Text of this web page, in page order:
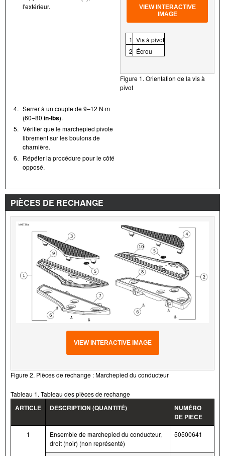
l'extérieur.
VIEW INTERACTIVE
IMAGE
1 Vis à pivot
2 Écrou
Figure 1. Orientation de la vis à
pivot
4. Serrer à un couple de 9–12 N·m
(60–80 in-lbs).
5. Vérifier que le marchepied pivote
librement sur les boulons de
charnière.
6. Répéter la procédure pour le côté
opposé.
PIÈCES DE RECHANGE
VIEW INTERACTIVE IMAGE
Figure 2. Pièces de rechange : Marchepied du conducteur
Tableau 1. Tableau des pièces de rechange
ARTICLE DESCRIPTION (QUANTITÉ)
NUMÉRO
DE PIÈCE
1
Ensemble de marchepied du conducteur,
droit (noir) (non représenté)
50500641